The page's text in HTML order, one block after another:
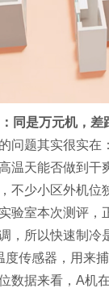
同是万元机，差
问题其实很实
温天能否做到
不少小区外机
验室本次测评，
，所以快速制
传感器，用来
数据来看，A机